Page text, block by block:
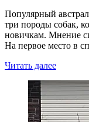
Популярный
три породы собак,
новичкам. Мнение
На первое место в
Читать далее